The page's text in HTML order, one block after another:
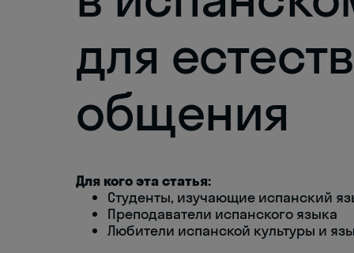
для
общения
Для кого эта статья:
Студенты, изучающие испанский
Преподаватели испанского языка
Любители испанской культуры и